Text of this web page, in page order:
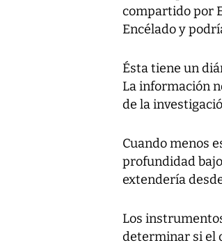
compartido por
Encélado y
Ésta tiene un
La información
de la
Cuando menos
profundidad
extendería
Los
determinar si el